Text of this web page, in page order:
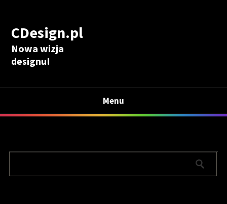
CDesign.pl
Nowa wizja
designu!
Menu